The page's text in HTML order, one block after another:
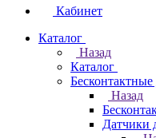
Кабинет
Каталог
Назад
Каталог
Назад
Датчики